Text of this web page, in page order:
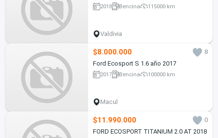
2018 Bencina 115000 km
Valdivia
$8.000.000
8
Ford Ecosport S 1.6 año 2017
2017 Bencina 100000 km
Macul
$11.990.000
0
FORD ECOSPORT TITANIUM 2.0 AT 2018